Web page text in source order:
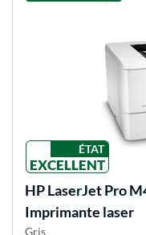
ÉTAT
EXCELLENT
HPLaserJet Pro
Imprimante laser
Gris